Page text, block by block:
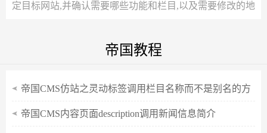
定目标网站,并确认需要哪些功能和栏目,以及需要修改的地
帝国教程
帝国CMS仿站之灵动标签调用栏目名称而不是别名的方
法
帝国CMS内容页面description调用新闻信息简介